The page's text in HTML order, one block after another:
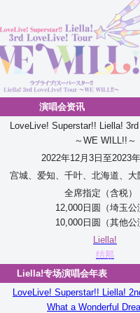
演唱会资讯
LoveLive! Superstar!! Liella!
～WE WILL!!～
2022年12月3日至2023
宫城、爱知、千叶、北海道、大
全席指定（含税）
12,000日圆（埼玉公
10,000日圆（其他公
Liella!
结那
Liella!专场演唱会年表
LoveLive! Superstar!! Liella!
What a Wonderful